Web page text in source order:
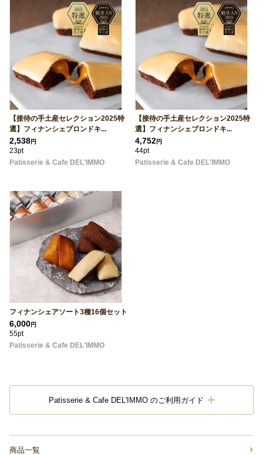
【接待の手土産セレクション2025特
選】フィナンシェブロンドキ...
2,538円
23pt
Patisserie & Cafe DEL'IMMO
【接待の手土産セレクション2025特
選】フィナンシェブロンドキ...
4,752円
44pt
Patisserie & Cafe DEL'IMMO
フィナンシェアソート3種16個セット
6,000円
55pt
Patisserie & Cafe DEL'IMMO
Patisserie & Cafe DEL'IMMO のご利用ガイド
商品一覧